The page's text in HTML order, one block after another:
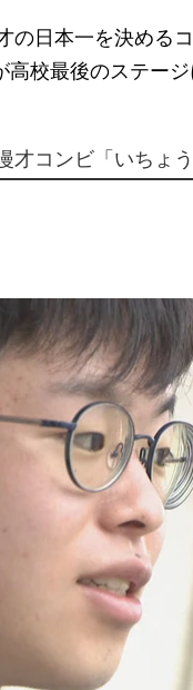
日本一を決める
校最後のステージ
才コンビ「いちょう